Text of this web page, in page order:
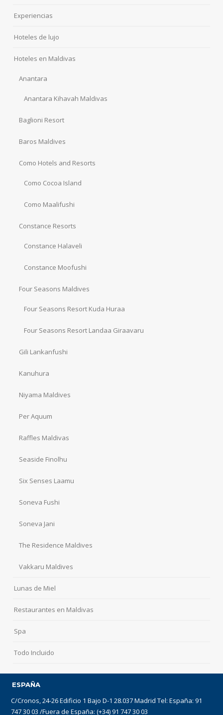
Experiencias
Hoteles de lujo
Hoteles en Maldivas
Anantara
Anantara Kihavah Maldivas
Baglioni Resort
Baros Maldives
Como Hotels and Resorts
Como Cocoa Island
Como Maalifushi
Constance Resorts
Constance Halaveli
Constance Moofushi
Four Seasons Maldives
Four Seasons Resort Kuda Huraa
Four Seasons Resort Landaa Giraavaru
Gili Lankanfushi
Kanuhura
Niyama Maldives
Per Aquum
Raffles Maldivas
Seaside Finolhu
Six Senses Laamu
Soneva Fushi
Soneva Jani
The Residence Maldives
Vakkaru Maldives
Lunas de Miel
Restaurantes en Maldivas
Spa
Todo Incluido
ESPAÑA
C/Cronos, 24-26 Edificio 1 Bajo D-1 28.037 Madrid Tel: España: 91
747 30 03 /Fuera de España: (+34) 91 747 30 03